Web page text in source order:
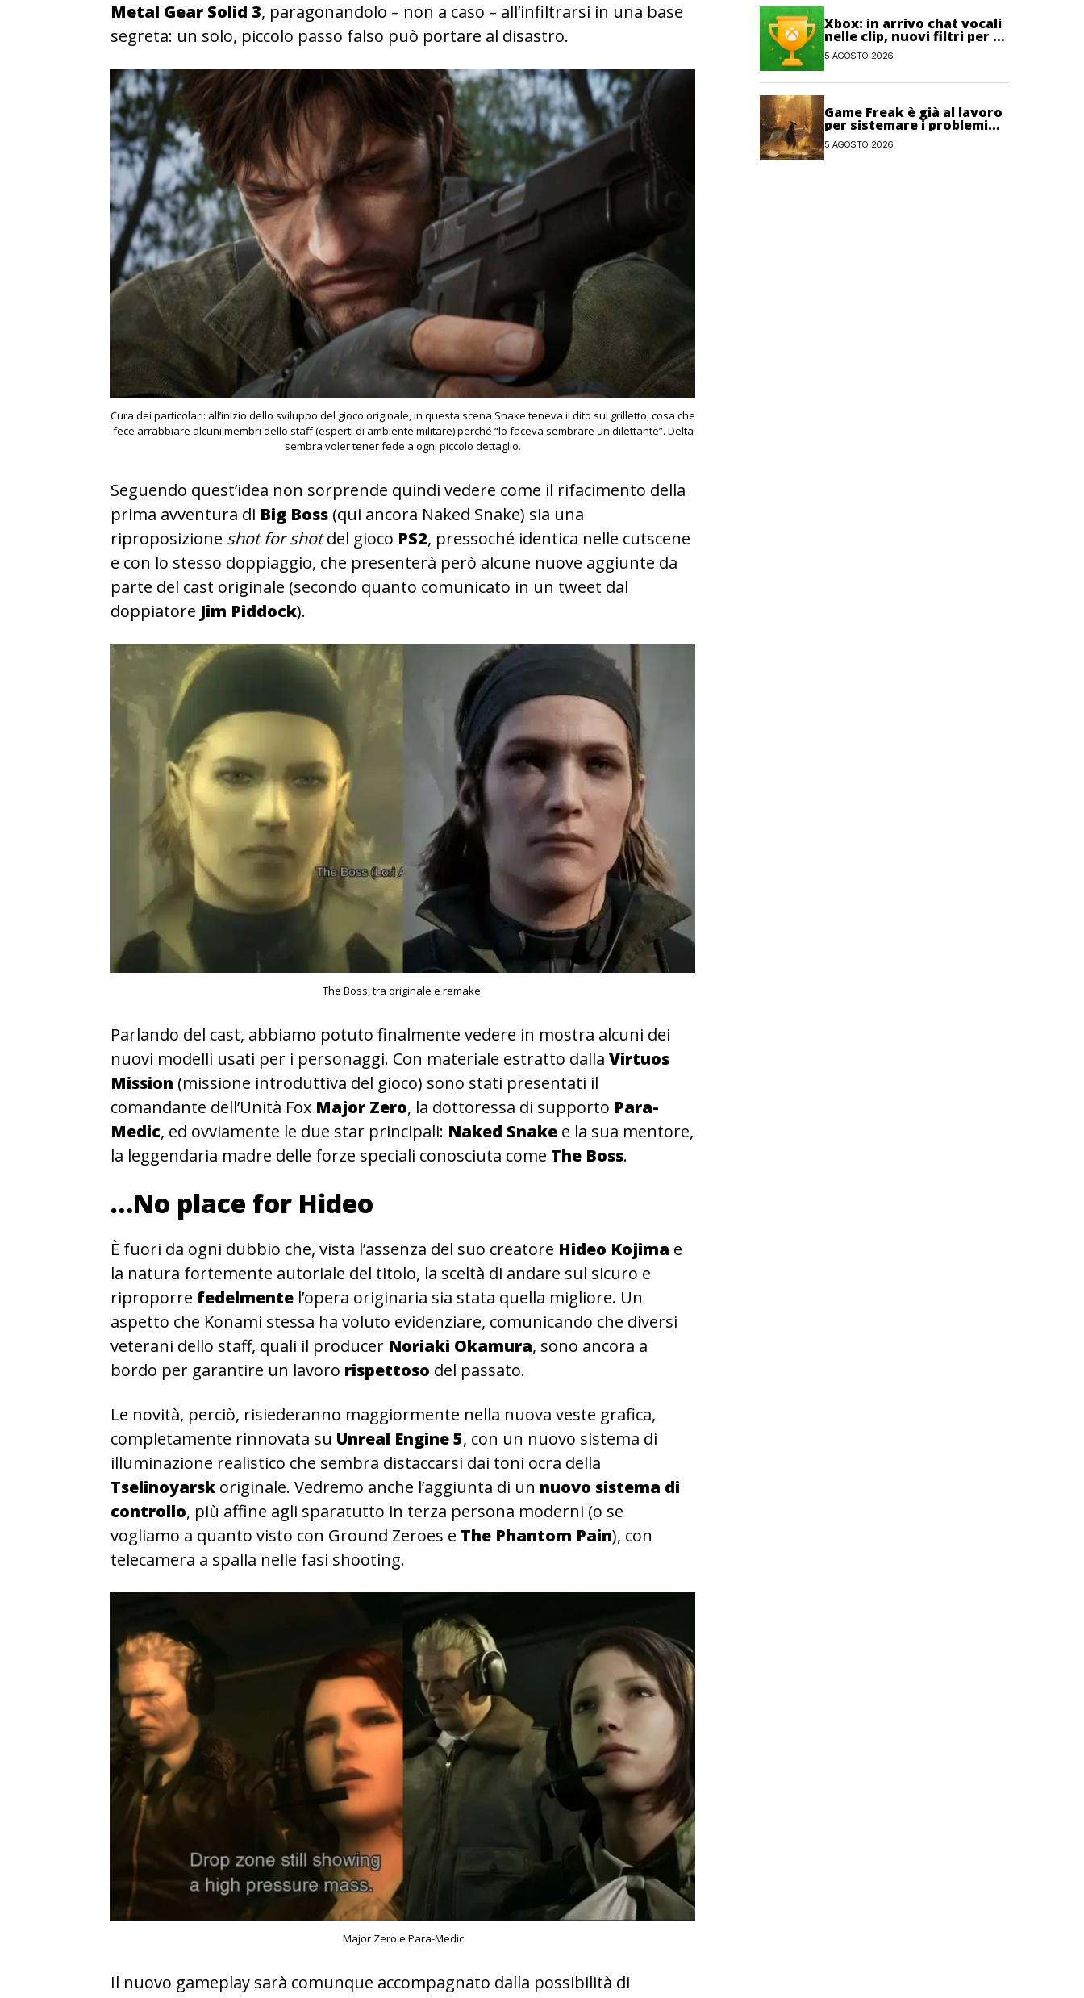
Metal Gear Solid 3, paragonandolo – non a caso – all’infiltrarsi in una base
segreta: un solo, piccolo passo falso può portare al disastro.
Cura dei particolari: all’inizio dello sviluppo del gioco originale, in questa scena Snake teneva il dito sul grilletto, cosa che
fece arrabbiare alcuni membri dello staff (esperti di ambiente militare) perché “lo faceva sembrare un dilettante”. Delta
sembra voler tener fede a ogni piccolo dettaglio.
Seguendo quest’idea non sorprende quindi vedere come il rifacimento della
prima avventura di Big Boss (qui ancora Naked Snake) sia una
riproposizione shot for shotdel gioco PS2, pressoché identica nelle cutscene
e con lo stesso doppiaggio, che presenterà però alcune nuove aggiunte da
parte del cast originale (secondo quanto comunicato in un tweet dal
doppiatore Jim Piddock).
The Boss, tra originale e remake.
Parlando del cast, abbiamo potuto finalmente vedere in mostra alcuni dei
nuovi modelli usati per i personaggi. Con materiale estratto dalla Virtuos
Mission (missione introduttiva del gioco) sono stati presentati il
comandante dell’Unità Fox Major Zero, la dottoressa di supporto Para-
Medic, ed ovviamente le due star principali: Naked Snake e la sua mentore,
la leggendaria madre delle forze speciali conosciuta come The Boss.
…No place for Hideo
È fuori da ogni dubbio che, vista l’assenza del suo creatore Hideo Kojima e
la natura fortemente autoriale del titolo, la sceltà di andare sul sicuro e
riproporre fedelmente l’opera originaria sia stata quella migliore. Un
aspetto che Konami stessa ha voluto evidenziare, comunicando che diversi
veterani dello staff, quali il producer Noriaki Okamura, sono ancora a
bordo per garantire un lavoro rispettoso del passato.
Le novità, perciò, risiederanno maggiormente nella nuova veste grafica,
completamente rinnovata su Unreal Engine 5, con un nuovo sistema di
illuminazione realistico che sembra distaccarsi dai toni ocra della
Tselinoyarsk originale. Vedremo anche l’aggiunta di un nuovo sistema di
controllo, più affine agli sparatutto in terza persona moderni (o se
vogliamo a quanto visto con Ground Zeroes e The Phantom Pain), con
telecamera a spalla nelle fasi shooting.
Major Zero e Para-Medic
Il nuovo gameplay sarà comunque accompagnato dalla possibilità di
Xbox: in arrivo chat vocali
nelle clip, nuovi filtri per gli
Obiettivi e salvataggi
cloud recuperabili
5 AGOSTO 2026
Game Freak è già al lavoro
per sistemare i problemi
maggiori di Beast of
Reincarnation
5 AGOSTO 2026